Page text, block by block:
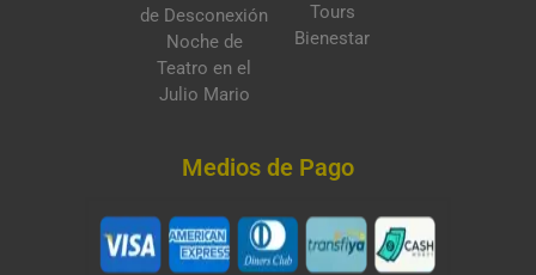
de Desconexión
Noche de
Teatro en el
Julio Mario
Tours
Bienestar
Medios de Pago